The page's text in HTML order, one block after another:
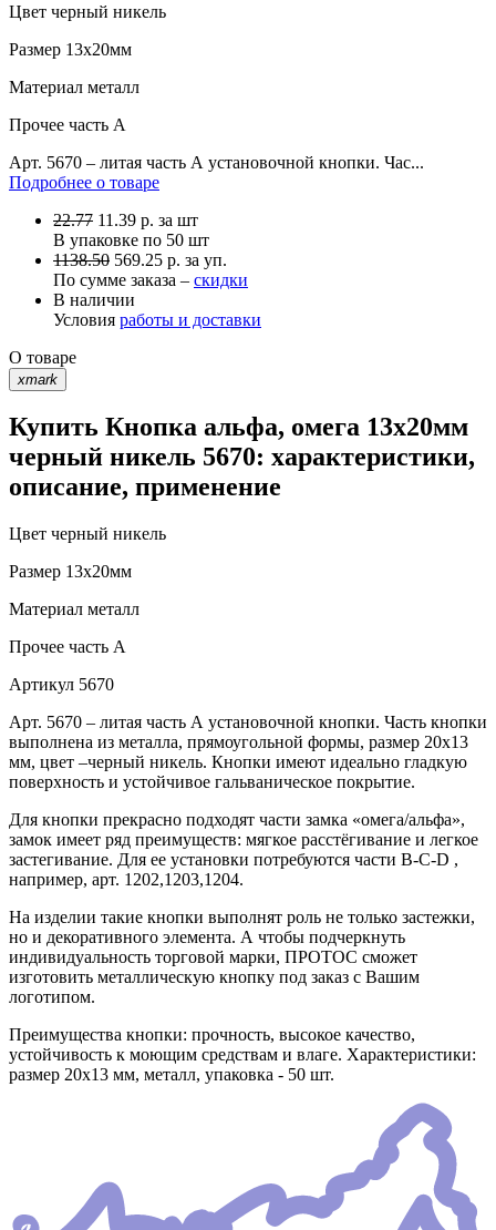
Цвет черный никель
Размер 13х20мм
Материал металл
Прочее часть A
Арт. 5670 – литая часть А установочной кнопки. Час...
Подробнее о товаре
22.77 11.39 р. за шт
В упаковке по 50 шт
1138.50 569.25 р. за уп.
По сумме заказа – скидки
В наличии
Условия работы и доставки
О товаре
xmark
Купить Кнопка альфа, омега 13х20мм
черный никель 5670: характеристики,
описание, применение
Цвет черный никель
Размер 13х20мм
Материал металл
Прочее часть A
Артикул 5670
Арт. 5670 – литая часть А установочной кнопки. Часть кнопки
выполнена из металла, прямоугольной формы, размер 20х13
мм, цвет –черный никель. Кнопки имеют идеально гладкую
поверхность и устойчивое гальваническое покрытие.
Для кнопки прекрасно подходят части замка «омега/альфа»,
замок имеет ряд преимуществ: мягкое расстёгивание и легкое
застегивание. Для ее установки потребуются части В-C-D ,
например, арт. 1202,1203,1204.
На изделии такие кнопки выполнят роль не только застежки,
но и декоративного элемента. А чтобы подчеркнуть
индивидуальность торговой марки, ПРОТОС сможет
изготовить металлическую кнопку под заказ с Вашим
логотипом.
Преимущества кнопки: прочность, высокое качество,
устойчивость к моющим средствам и влаге. Характеристики:
размер 20х13 мм, металл, упаковка - 50 шт.